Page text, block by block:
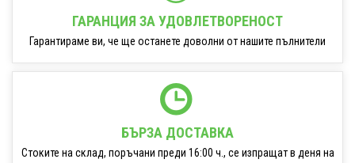
ГАРАНЦИЯ ЗА УДОВЛЕТВОРЕНОСТ
Гарантираме ви, че ще останете доволни от нашите пълнители
БЪРЗА ДОСТАВКА
Стоките на склад, поръчани преди 16:00 ч., се изпращат в деня на